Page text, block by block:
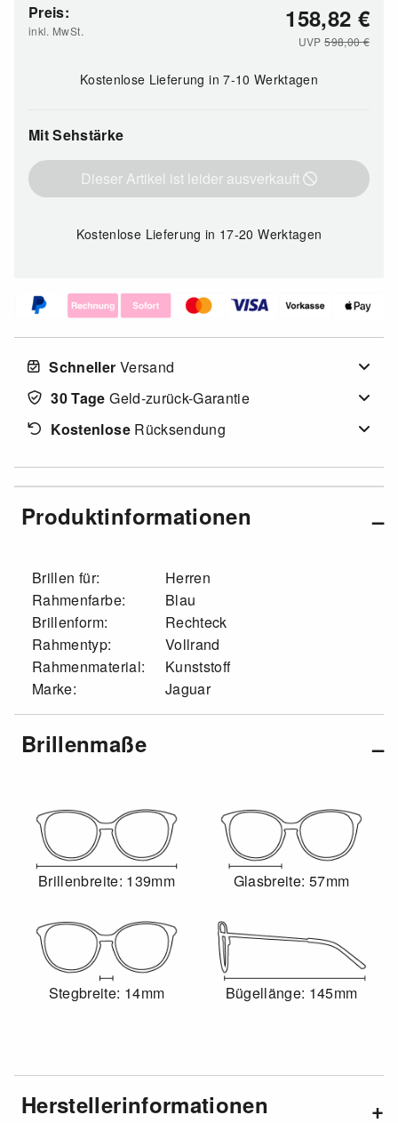
Preis:
inkl. MwSt. 158,82 €
UVP598,00€
Kostenlose Lieferungin 7-10 Werktagen
Mit Sehstärke
Dieser Artikel ist leider ausverkauft
Kostenlose Lieferungin 17-20 Werktagen
Schneller Versand
30 Tage Geld-zurück-Garantie
KostenloseRücksendung
Produktinformationen
Brillen für:
Herren
Rahmenfarbe:
Blau
Brillenform:
Rechteck
Rahmentyp:
Vollrand
Rahmenmaterial:
Kunststoff
Marke:
Jaguar
Brillenmaße
Brillenbreite: 139mm Glasbreite: 57mm
Stegbreite: 14mm Bügellänge: 145mm
Herstellerinformationen